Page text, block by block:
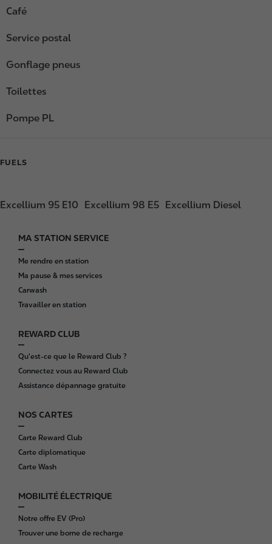
Café
Service postal
Gonflage pneus
Toilettes
Pompe PL
FUELS
Excellium 95 E10 Excellium 98 E5 Excellium Diesel
F
o
o
t
e
MA STATION SERVICE
Me rendre en station
Ma pause & mes services
Carwash
Travailler en station
REWARD CLUB
Qu'est-ce que le Reward Club ?
Connectez vous au Reward Club
Assistance dépannage gratuite
NOS CARTES
Carte Reward Club
Carte diplomatique
Carte Wash
MOBILITÉ ÉLECTRIQUE
Notre offre EV (Pro)
Trouver une borne de recharge